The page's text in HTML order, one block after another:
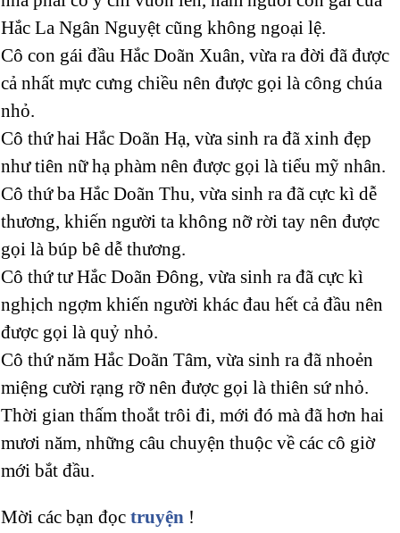
Hắc La Ngân Nguyệt cũng không ngoại lệ.
Cô con gái đầu Hắc Doãn Xuân, vừa ra đời đã được
cả nhất mực cưng chiều nên được gọi là công chúa
nhỏ.
Cô thứ hai Hắc Doãn Hạ, vừa sinh ra đã xinh đẹp
như tiên nữ hạ phàm nên được gọi là tiểu mỹ nhân.
Cô thứ ba Hắc Doãn Thu, vừa sinh ra đã cực kì dễ
thương, khiến người ta không nỡ rời tay nên được
gọi là búp bê dễ thương.
Cô thứ tư Hắc Doãn Đông, vừa sinh ra đã cực kì
nghịch ngợm khiến người khác đau hết cả đầu nên
được gọi là quỷ nhỏ.
Cô thứ năm Hắc Doãn Tâm, vừa sinh ra đã nhoẻn
miệng cười rạng rỡ nên được gọi là thiên sứ nhỏ.
Thời gian thấm thoắt trôi đi, mới đó mà đã hơn hai
mươi năm, những câu chuyện thuộc về các cô giờ
mới bắt đầu.
Mời các bạn đọc truyện !